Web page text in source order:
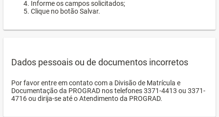
Informe os campos solicitados;
Clique no botão Salvar.
Dados pessoais ou de documentos incorretos
Por favor entre em contato com a Divisão de Matrícula e
Documentação da PROGRAD nos telefones 3371-4413 ou 3371-
4716 ou dirija-se até o Atendimento da PROGRAD.